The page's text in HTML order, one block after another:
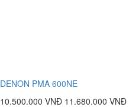
DENON PMA 600NE
10.500.000 VNĐ 11.680.000 VNĐ